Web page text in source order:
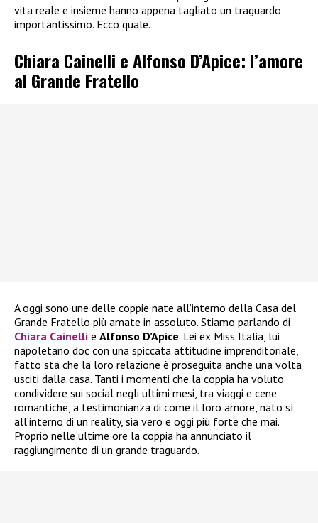
vita reale e insieme hanno appena tagliato un traguardo
importantissimo. Ecco quale.
Chiara Cainelli e Alfonso D’Apice: l’amore
al Grande Fratello
A oggi sono une delle coppie nate all’interno della Casa del
Grande Fratello più amate in assoluto. Stiamo parlando di
Chiara Cainelli e Alfonso D’Apice. Lei ex Miss Italia, lui
napoletano doc con una spiccata attitudine imprenditoriale,
fatto sta che la loro relazione è proseguita anche una volta
usciti dalla casa. Tanti i momenti che la coppia ha voluto
condividere sui social negli ultimi mesi, tra viaggi e cene
romantiche, a testimonianza di come il loro amore, nato sì
all’interno di un reality, sia vero e oggi più forte che mai.
Proprio nelle ultime ore la coppia ha annunciato il
raggiungimento di un grande traguardo.